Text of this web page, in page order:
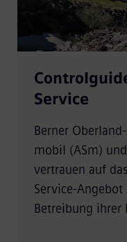
Service
Berner
mobil (ASm)
vertrauen auf
Service-
Betreibung ihrer